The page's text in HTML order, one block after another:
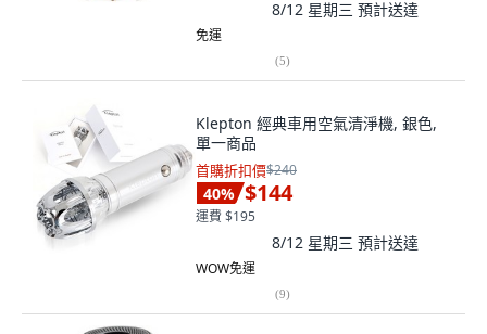
8/12 星期三 預計送達
免運
(5)
Klepton 經典車用空氣清淨機, 銀色,
單一商品
首購折扣價$240
40% $144
運費 $195
8/12 星期三 預計送達
WOW免運
(9)